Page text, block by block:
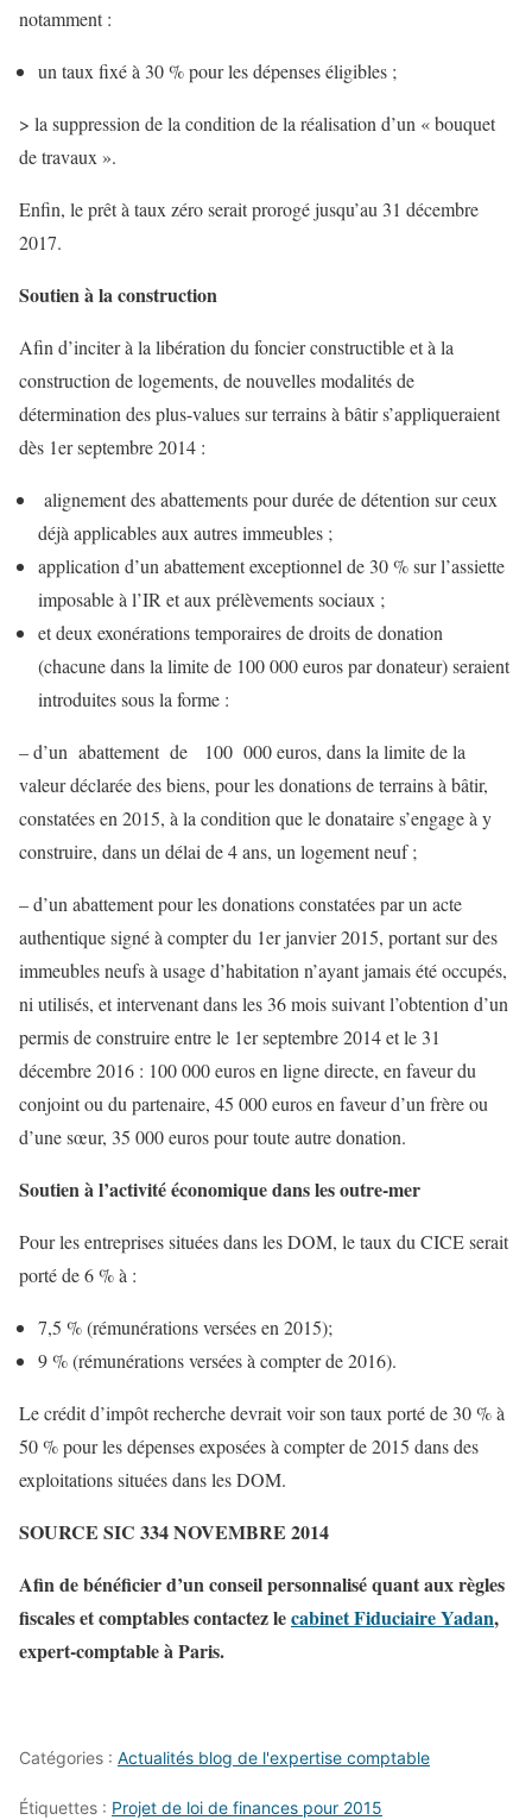
notamment :
un taux fixé à 30 % pour les dépenses éligibles ;
> la suppression de la condition de la réalisation d’un « bouquet
de travaux ».
Enfin, le prêt à taux zéro serait prorogé jusqu’au 31 décembre
2017.
Soutien à la construction
Afin d’inciter à la libération du foncier constructible et à la
construction de logements, de nouvelles modalités de
détermination des plus-values sur terrains à bâtir s’appliqueraient
dès 1er septembre 2014 :
alignement des abattements pour durée de détention sur ceux
déjà applicables aux autres immeubles ;
application d’un abattement exceptionnel de 30 % sur l’assiette
imposable à l’IR et aux prélèvements sociaux ;
et deux exonérations temporaires de droits de donation
(chacune dans la limite de 100 000 euros par donateur) seraient
introduites sous la forme :
– d’un abattement de 100 000 euros, dans la limite de la
valeur déclarée des biens, pour les donations de terrains à bâtir,
constatées en 2015, à la condition que le donataire s’engage à y
construire, dans un délai de 4 ans, un logement neuf ;
– d’un abattement pour les donations constatées par un acte
authentique signé à compter du 1er janvier 2015, portant sur des
immeubles neufs à usage d’habitation n’ayant jamais été occupés,
ni utilisés, et intervenant dans les 36 mois suivant l’obtention d’un
permis de construire entre le 1er septembre 2014 et le 31
décembre 2016 : 100 000 euros en ligne directe, en faveur du
conjoint ou du partenaire, 45 000 euros en faveur d’un frère ou
d’une sœur, 35 000 euros pour toute autre donation.
Soutien à l’activité économique dans les outre-mer
Pour les entreprises situées dans les DOM, le taux du CICE serait
porté de 6 % à :
7,5 % (rémunérations versées en 2015);
9 % (rémunérations versées à compter de 2016).
Le crédit d’impôt recherche devrait voir son taux porté de 30 % à
50 % pour les dépenses exposées à compter de 2015 dans des
exploitations situées dans les DOM.
SOURCE SIC 334 NOVEMBRE 2014
Afin de bénéficier d’un conseil personnalisé quant aux règles
fiscales et comptables contactez lecabinet Fiduciaire Yadan,
expert-comptable à Paris.
Catégories : Actualités blog de l'expertise comptable
Étiquettes : Projet de loi de finances pour 2015